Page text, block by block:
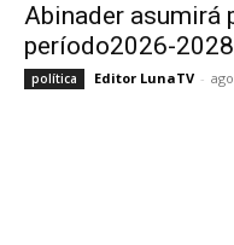
Abinader asumirá
período2026-2028
política Editor LunaTV -